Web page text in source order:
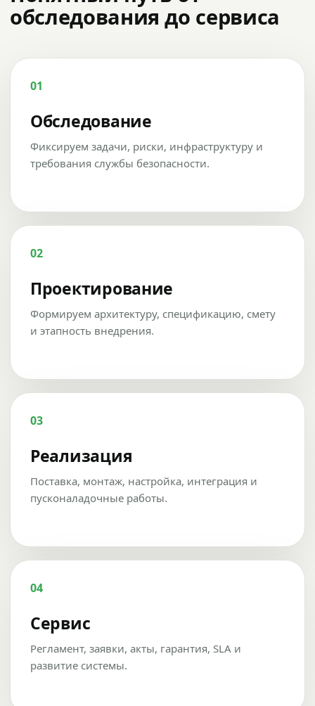
обследования до сервиса
01
Обследование
Фиксируем задачи, риски, инфраструктуру и
требования службы безопасности.
02
Проектирование
Формируем архитектуру, спецификацию, смету
и этапность внедрения.
03
Реализация
Поставка, монтаж, настройка, интеграция и
пусконаладочные работы.
04
Сервис
Регламент, заявки, акты, гарантия, SLA и
развитие системы.